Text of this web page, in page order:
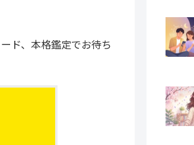
ド、本格鑑定でお待ち